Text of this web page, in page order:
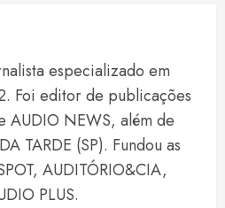
especializado em
Foi editor de publicações
AUDIO NEWS, além de
TARDE (SP). Fundou as
AUDITÓRIO&CIA,
PLUS.